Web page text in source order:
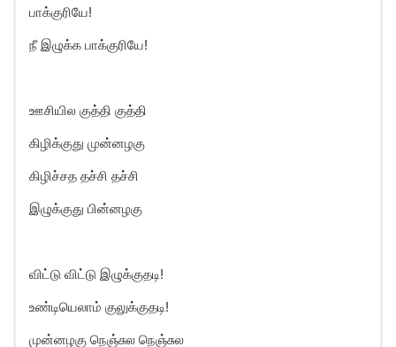
பாக்குரியே!
நீ இழுக்க பாக்குரியே!
ஊசியில குத்தி குத்தி
கிழிக்குது முன்னழகு
கிழிச்சத தச்சி தச்சி
இழுக்குது பின்னழகு
விட்டு விட்டு இழுக்குதடி!
உண்டியெலாம் குலுக்குதடி!
முன்னழகு நெஞ்சுல நெஞ்சுல